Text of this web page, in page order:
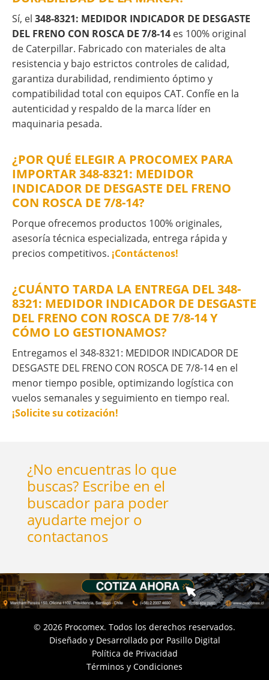
Sí, el 348-8321: MEDIDOR INDICADOR DE DESGASTE
DEL FRENO CON ROSCA DE 7/8-14 es 100% original
de Caterpillar. Fabricado con materiales de alta
resistencia y bajo estrictos controles de calidad,
garantiza durabilidad, rendimiento óptimo y
compatibilidad total con equipos CAT. Confíe en la
autenticidad y respaldo de la marca líder en
maquinaria pesada.
¿POR QUÉ ELEGIR A PROCOMEX PARA
IMPORTAR 348-8321: MEDIDOR
INDICADOR DE DESGASTE DEL FRENO
CON ROSCA DE 7/8-14?
Porque ofrecemos productos 100% originales,
asesoría técnica especializada, entrega rápida y
precios competitivos. ¡Contáctenos!
¿CUÁNTO TARDA LA ENTREGA DEL 348-
8321: MEDIDOR INDICADOR DE DESGASTE
DEL FRENO CON ROSCA DE 7/8-14 Y
CÓMO LO GESTIONAMOS?
Entregamos el 348-8321: MEDIDOR INDICADOR DE
DESGASTE DEL FRENO CON ROSCA DE 7/8-14 en el
menor tiempo posible, optimizando logística con
vuelos semanales y seguimiento en tiempo real.
¡Solicite su cotización!
¿No encuentras lo que
buscas? Escribe en el
buscador para poder
ayudarte mejor o
contactanos
© 2026 Procomex. Todos los derechos reservados.
Diseñado y Desarrollado por Pasillo Digital
Política de Privacidad
Términos y Condiciones